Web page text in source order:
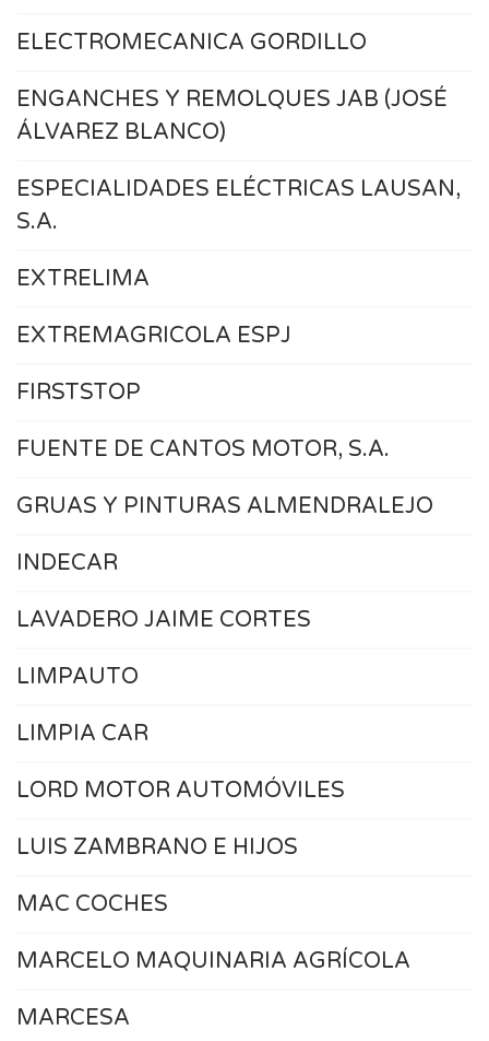
ELECTROMECANICA GORDILLO
ENGANCHES Y REMOLQUES JAB (JOSÉ
ÁLVAREZ BLANCO)
ESPECIALIDADES ELÉCTRICAS LAUSAN,
S.A.
EXTRELIMA
EXTREMAGRICOLA ESPJ
FIRSTSTOP
FUENTE DE CANTOS MOTOR, S.A.
GRUAS Y PINTURAS ALMENDRALEJO
INDECAR
LAVADERO JAIME CORTES
LIMPAUTO
LIMPIA CAR
LORD MOTOR AUTOMÓVILES
LUIS ZAMBRANO E HIJOS
MAC COCHES
MARCELO MAQUINARIA AGRÍCOLA
MARCESA